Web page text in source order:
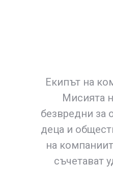
Екипът на
Мисията
безвредни за
деца и
на
съчетават